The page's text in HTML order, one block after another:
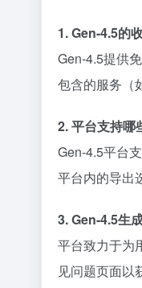
1. Gen-4.5的
Gen-4.5提供
包含的服务（
2. 平台支持哪
Gen-4.5平台
平台内的导出
3. Gen-4.5生
平台致力于为
见问题页面以